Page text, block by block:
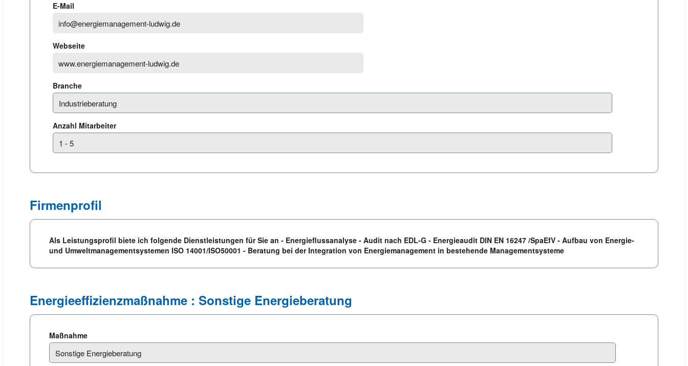
E-Mail
Webseite
Branche
Anzahl Mitarbeiter
Firmenprofil
Als Leistungsprofil biete ich folgende Dienstleistungen für Sie an - Energieflussanalyse - Audit nach EDL-G - Energieaudit DIN EN 16247 /SpaEfV - Aufbau von Energie-
und Umweltmanagementsystemen ISO 14001/ISO50001 - Beratung bei der Integration von Energiemanagement in bestehende Managementsysteme
Energieeffizienzmaßnahme : Sonstige Energieberatung
Maßnahme